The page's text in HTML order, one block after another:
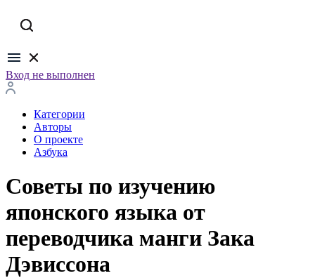
Вход не выполнен
Категории
Авторы
О проекте
Азбука
Советы по изучению
японского языка от
переводчика манги Зака
Дэвиссона